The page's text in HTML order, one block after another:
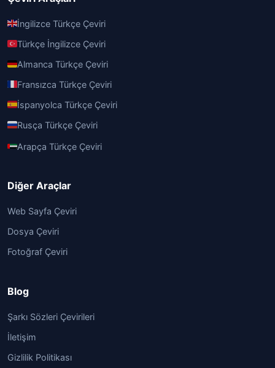
İngilizce Türkçe Çeviri
Türkçe İngilizce Çeviri
Almanca Türkçe Çeviri
Fransızca Türkçe Çeviri
İspanyolca Türkçe Çeviri
Rusça Türkçe Çeviri
Arapça Türkçe Çeviri
Diğer Araçlar
Web Sayfa Çeviri
Dosya Çeviri
Fotoğraf Çeviri
Blog
Şarkı Sözleri Çevirileri
İletişim
Gizlilik Politikası